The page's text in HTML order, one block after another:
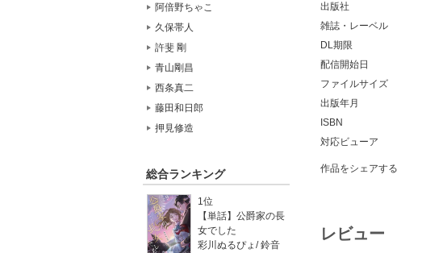
阿倍野ちゃこ
久保帯人
許斐 剛
青山剛昌
西条真二
藤田和日郎
押見修造
総合ランキング
1位
【単話】公爵家の長
女でした
彩川ぬるぴょ /鈴音
出版社
雑誌・レーベル
DL期限
配信開始日
ファイルサイズ
出版年月
ISBN
対応ビューア
作品をシェアする
レビュー